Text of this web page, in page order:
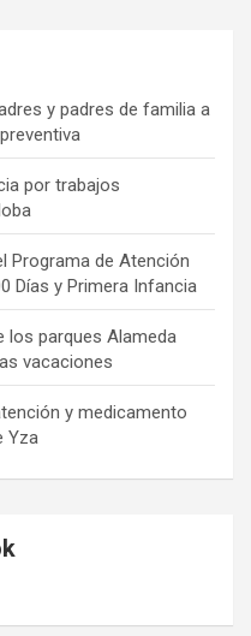
y padres de familia a
por trabajos
Programa de Atención
Días y Primera Infancia
los parques Alameda
vacaciones
y medicamento
Yza